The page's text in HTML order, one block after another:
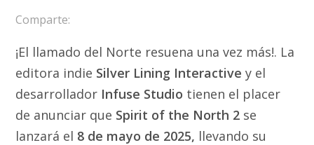
Comparte:
¡El llamado del Norte resuena una vez más!. La
editora indie Silver Lining Interactivey el
desarrollador Infuse Studio tienen el placer
de anunciar que Spirit of the North 2 se
lanzará el 8 de mayo de 2025, llevando su